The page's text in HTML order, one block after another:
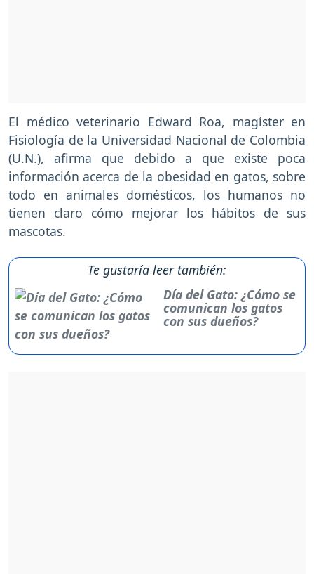
El médico veterinario Edward Roa, magíster en
Fisiología de la Universidad Nacional de Colombia
(U.N.), afirma que debido a que existe poca
información acerca de la obesidad en gatos, sobre
todo en animales domésticos, los humanos no
tienen claro cómo mejorar los hábitos de sus
mascotas.
Te gustaría leer también:
Día del Gato: ¿Cómo se
comunican los gatos
con sus dueños?